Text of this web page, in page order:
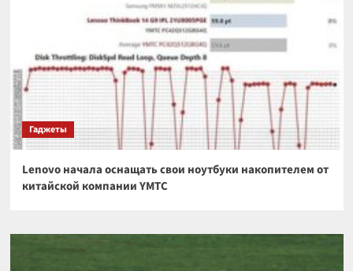
Гаджеты
Lenovo начала оснащать свои ноутбуки накопителем от
китайской компании YMTC